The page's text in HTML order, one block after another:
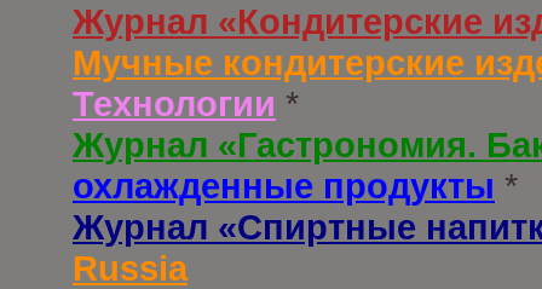
Журнал «Кондитерские
Мучные кондитерские
Технологии *
Журнал «Гастрономия.
охлажденные продукты *
Журнал «Спиртные
Russia